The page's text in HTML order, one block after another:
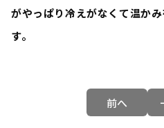
がやっぱり冷えがなくて温か
す。
前へ